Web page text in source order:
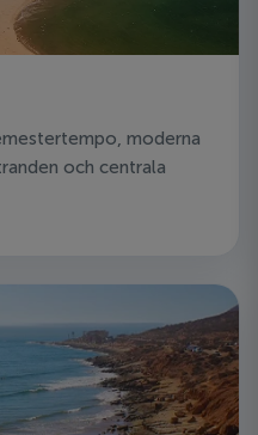
moderna
och centrala